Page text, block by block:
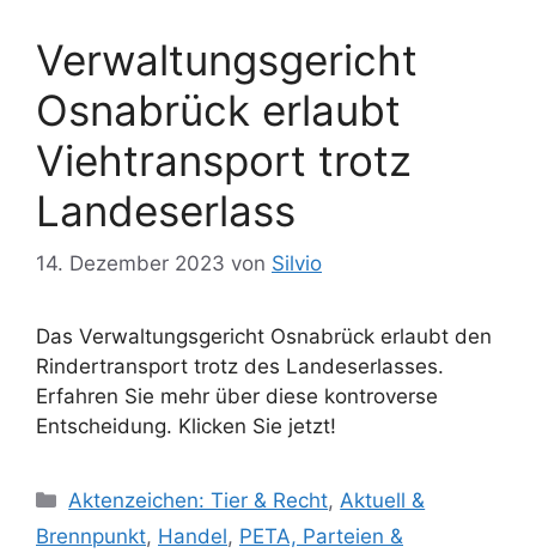
Verwaltungsgericht
Osnabrück erlaubt
Viehtransport trotz
Landeserlass
14. Dezember 2023 von Silvio
Das Verwaltungsgericht Osnabrück erlaubt den
Rindertransport trotz des Landeserlasses.
Erfahren Sie mehr über diese kontroverse
Entscheidung. Klicken Sie jetzt!
K
a
Aktenzeichen: Tier & Recht,Aktuell &
Brennpunkt, Handel, PETA, Parteien &